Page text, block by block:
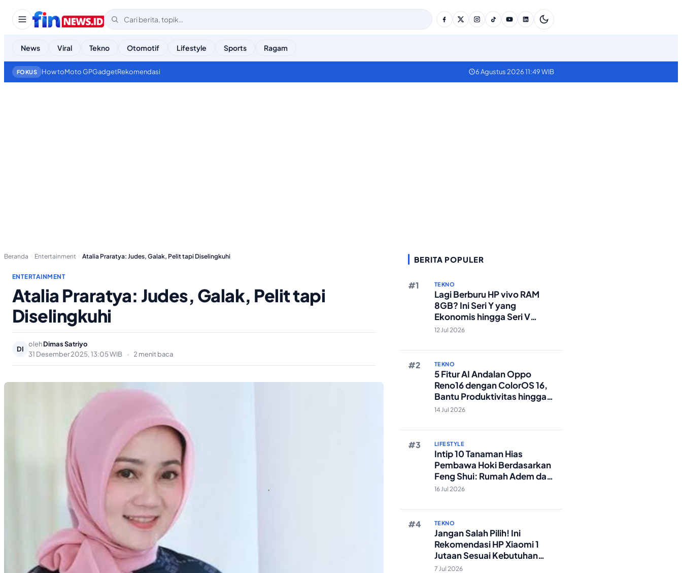
News Viral Tekno Otomotif Lifestyle Sports Ragam
FOKUS How toMoto GPGadgetRekomendasi 6 Agustus 2026 11:49 WIB
Beranda Entertainment Atalia Praratya: Judes, Galak, Pelit tapi Diselingkuhi
ENTERTAINMENT
Atalia Praratya: Judes, Galak, Pelit tapi
Diselingkuhi
DI
olehDimas Satriyo
31 Desember 2025, 13:05 WIB
• 2 menit baca
BERITA POPULER
TEKNO
Lagi Berburu HP vivo RAM
8GB? Ini Seri Y yang
Ekonomis hingga Seri V
Berstandar Militer!
12 Jul 2026
TEKNO
5 Fitur AI Andalan Oppo
Reno16 dengan ColorOS 16,
Bantu Produktivitas hingga
Edit Foto Lebih Praktis
14 Jul 2026
LIFESTYLE
Intip 10 Tanaman Hias
Pembawa Hoki Berdasarkan
Feng Shui: Rumah Adem dan
Rezeki Lancar!
16 Jul 2026
TEKNO
Jangan Salah Pilih! Ini
Rekomendasi HP Xiaomi 1
Jutaan Sesuai Kebutuhan
Anda
7 Jul 2026